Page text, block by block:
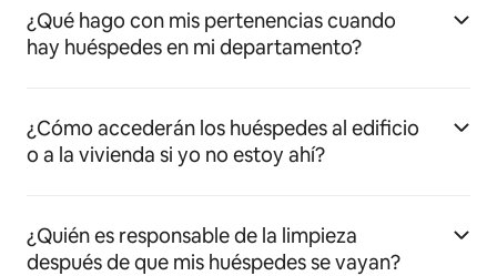
¿Qué hago con mis pertenencias cuando
hay huéspedes en mi departamento?
¿Cómo accederán los huéspedes al edificio
o a la vivienda si yo no estoy ahí?
¿Quién es responsable de la limpieza
después de que mis huéspedes se vayan?